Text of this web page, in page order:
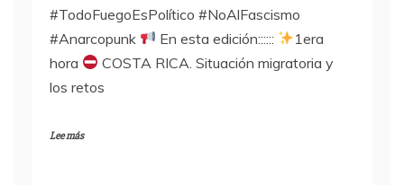
#TodoFuegoEsPolítico #NoAlFascismo
#Anarcopunk
En esta edición::::::
1era
hora
COSTA RICA. Situación migratoria y
los retos
Lee más